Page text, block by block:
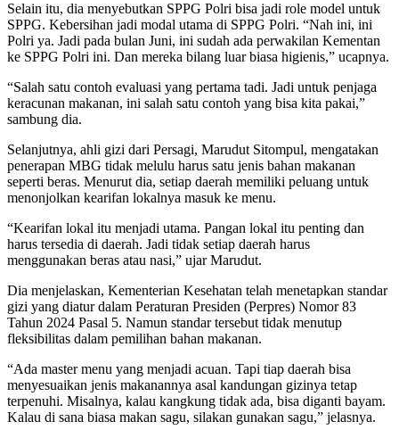
Selain itu, dia menyebutkan SPPG Polri bisa jadi role model untuk
SPPG. Kebersihan jadi modal utama di SPPG Polri. “Nah ini, ini
Polri ya. Jadi pada bulan Juni, ini sudah ada perwakilan Kementan
ke SPPG Polri ini. Dan mereka bilang luar biasa higienis,” ucapnya.
“Salah satu contoh evaluasi yang pertama tadi. Jadi untuk penjaga
keracunan makanan, ini salah satu contoh yang bisa kita pakai,”
sambung dia.
Selanjutnya, ahli gizi dari Persagi, Marudut Sitompul, mengatakan
penerapan MBG tidak melulu harus satu jenis bahan makanan
seperti beras. Menurut dia, setiap daerah memiliki peluang untuk
menonjolkan kearifan lokalnya masuk ke menu.
“Kearifan lokal itu menjadi utama. Pangan lokal itu penting dan
harus tersedia di daerah. Jadi tidak setiap daerah harus
menggunakan beras atau nasi,” ujar Marudut.
Dia menjelaskan, Kementerian Kesehatan telah menetapkan standar
gizi yang diatur dalam Peraturan Presiden (Perpres) Nomor 83
Tahun 2024 Pasal 5. Namun standar tersebut tidak menutup
fleksibilitas dalam pemilihan bahan makanan.
“Ada master menu yang menjadi acuan. Tapi tiap daerah bisa
menyesuaikan jenis makanannya asal kandungan gizinya tetap
terpenuhi. Misalnya, kalau kangkung tidak ada, bisa diganti bayam.
Kalau di sana biasa makan sagu, silakan gunakan sagu,” jelasnya.